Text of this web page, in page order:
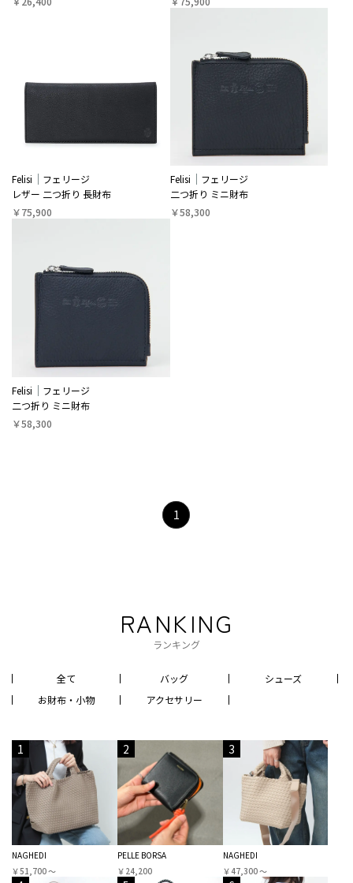
Felisi
フェリージ
レザー 二つ折り 長財布
￥75,900
Felisi
フェリージ
二つ折り ミニ財布
￥58,300
Felisi
フェリージ
二つ折り ミニ財布
￥58,300
1
RANKING
ランキング
全て バッグ
シューズ
お財布・小物
アクセサリー
1
NAGHEDI
￥51,700 〜
2
PELLE BORSA
￥24,200
3
NAGHEDI
￥47,300 〜